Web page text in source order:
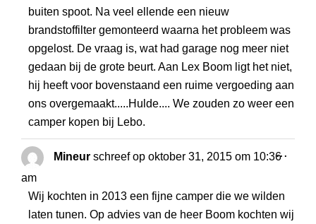
buiten spoot. Na veel ellende een nieuw
brandstoffilter gemonteerd waarna het probleem was
opgelost. De vraag is, wat had garage nog meer niet
gedaan bij de grote beurt. Aan Lex Boom ligt het niet,
hij heeft voor bovenstaand een ruime vergoeding aan
ons overgemaakt.....Hulde.... We zouden zo weer een
camper kopen bij Lebo.
Mineur schreef op oktober 31, 2015 om 10:36
am
Wij kochten in 2013 een fijne camper die we wilden
laten tunen. Op advies van de heer Boom kochten wij
...